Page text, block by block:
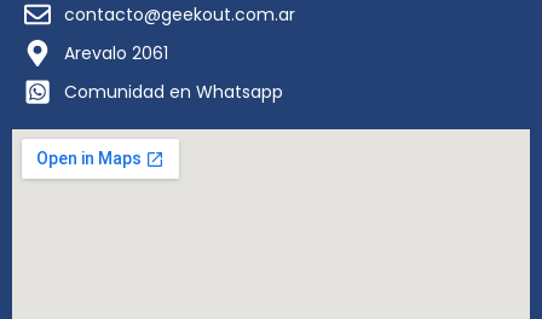
contacto@geekout.com.ar
Arevalo 2061
Comunidad en Whatsapp